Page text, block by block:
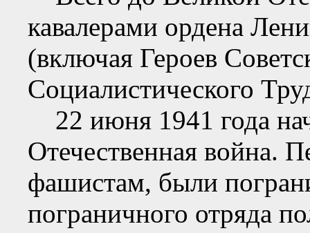
кавалерами ордена
(включая Героев
Социалистического
22 июня 1941 года
Отечественная война.
фашистам, были
пограничного отряда